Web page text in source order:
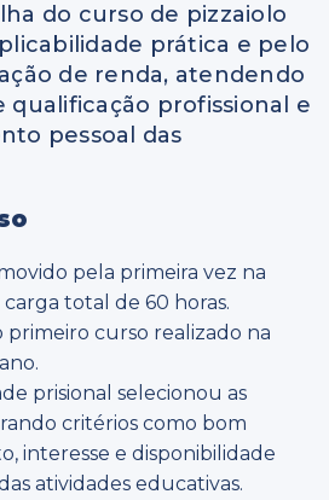
do curso de pizzaiolo
prática e pelo
de renda, atendendo
qualificação profissional e
pessoal das
pela primeira vez na
total de 60 horas.
primeiro curso realizado na
prisional selecionou as
critérios como bom
interesse e disponibilidade
atividades educativas.